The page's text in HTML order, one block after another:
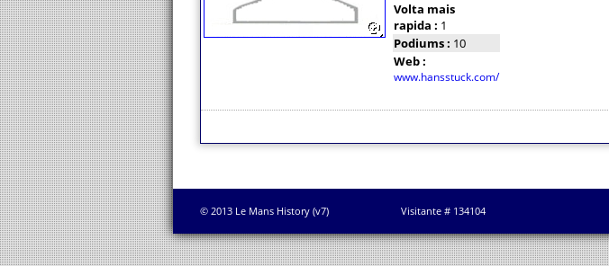
Volta mais
rapida : 1
Podiums : 10
Web :
www.hansstuck.com/
© 2013 Le Mans History (v7) Visitante # 134104